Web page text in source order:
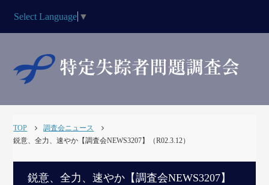
Select Language ▼
TOP
調査会ニュース
鋭意、全力、速やか【調査会NEWS3207】（R02.3.12）
鋭意、全力、速やか【調査会NEWS3207】